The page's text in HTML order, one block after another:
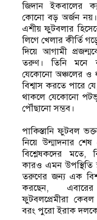
জিদান ইকবালের
কোনো বড় অর্জন নয়।
এশীয় ফুটবলার
লিগে খেলার কীর্তি
দিয়ে আগামী
তরুণ। তিনি মনে
যেকোনো অঞ্চলের ও
বিশ্বাস করতে পারে
থাকলে যেকোনো
পৌঁছানো সম্ভব।
পাকিস্তানি ফুটবল
নিয়ে উন্মাদনার
বিশ্লেষকদের মতে,
কারও এমন উপস্থিতি
তরুণের জন্য এক
করছেন, এবারের
ফুটবলপ্রেমীরা
বরং পুরো ইরাক